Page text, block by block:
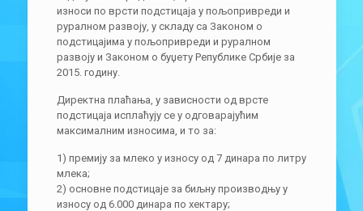
износи по врсти подстицаја у пољопривреди и
руралном развоју, у складу са Законом о
подстицајима у пољопривреди и руралном
развоју и Законом о буџету Републике Србије за
2015. годину.
Директна плаћања, у зависности од врсте
подстицаја исплаћују се у одговарајућим
максималним износима, и то за:
1) премију за млеко у износу од 7 динара по литру
млека;
2) основне подстицаје за биљну производњу у
износу од 6.000 динара по хектару;